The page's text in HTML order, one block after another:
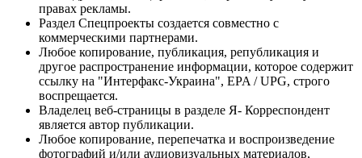
правах рекламы.
Раздел Спецпроекты создается совместно с
коммерческими партнерами.
Любое копирование, публикация, републикация и
другое распространение информации, которое содержит
ссылку на "Интерфакс-Украина", EPA / UPG, строго
воспрещается.
Владелец веб-страницы в разделе Я- Корреспондент
является автор публикации.
Любое копирование, перепечатка и воспроизведение
фотографий и/или аудиовизуальных материалов,